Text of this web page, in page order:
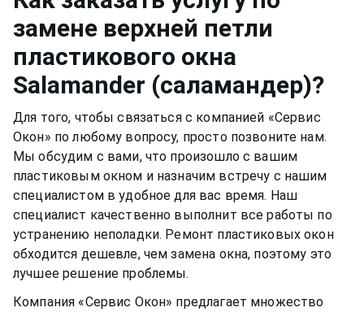
разбавлены в растворе, могут испортить
качество материала рамы или резину.
времени пластиковому окну, оно может
прослужить вам долгими тихими и теплыми
годами.
замене верхней петли
пластикового окна
Salamander (саламандер)?
Для того, чтобы связаться с компанией «Сервис
Окон» по любому вопросу, просто позвоните нам.
Мы обсудим с вами, что произошло с вашим
пластиковым окном и назначим встречу с нашим
специалистом в удобное для вас время. Наш
специалист качественно выполнит все работы по
устранению неполадки. Ремонт пластиковых окон
обходится дешевле, чем замена окна, поэтому это
лучшее решение проблемы.
Компания «Сервис Окон» предлагает множество